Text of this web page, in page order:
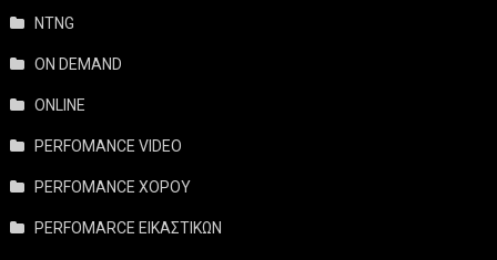
NTNG
ON DEMAND
ONLINE
PERFOMANCE VIDEO
PERFOMANCE ΧΟΡΟΥ
PERFOMARCE ΕΙΚΑΣΤΙΚΩΝ